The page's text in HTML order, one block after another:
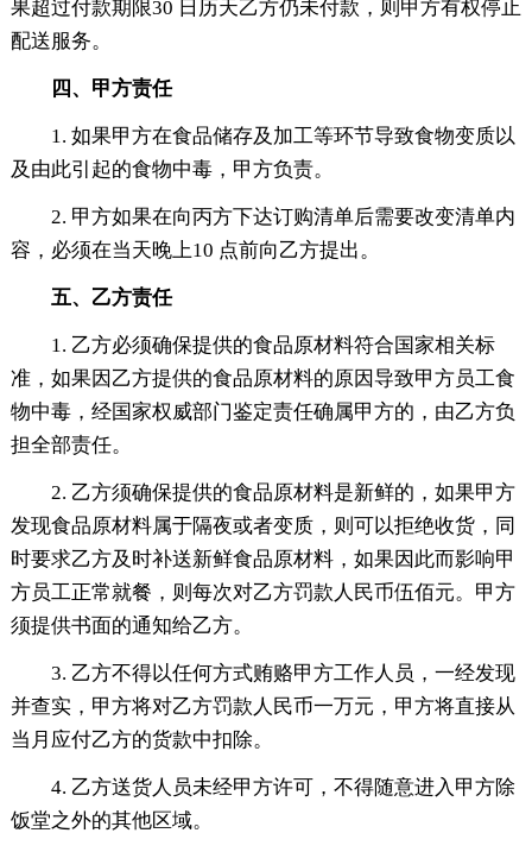
果超过付款期限30 日历天乙方仍未付款，则甲方有权停止
配送服务。
四、甲方责任
1. 如果甲方在食品储存及加工等环节导致食物变质以
及由此引起的食物中毒，甲方负责。
2. 甲方如果在向丙方下达订购清单后需要改变清单内
容，必须在当天晚上10 点前向乙方提出。
五、乙方责任
1. 乙方必须确保提供的食品原材料符合国家相关标
准，如果因乙方提供的食品原材料的原因导致甲方员工食
物中毒，经国家权威部门鉴定责任确属甲方的，由乙方负
担全部责任。
2. 乙方须确保提供的食品原材料是新鲜的，如果甲方
发现食品原材料属于隔夜或者变质，则可以拒绝收货，同
时要求乙方及时补送新鲜食品原材料，如果因此而影响甲
方员工正常就餐，则每次对乙方罚款人民币伍佰元。甲方
须提供书面的通知给乙方。
3. 乙方不得以任何方式贿赂甲方工作人员，一经发现
并查实，甲方将对乙方罚款人民币一万元，甲方将直接从
当月应付乙方的货款中扣除。
4. 乙方送货人员未经甲方许可，不得随意进入甲方除
饭堂之外的其他区域。